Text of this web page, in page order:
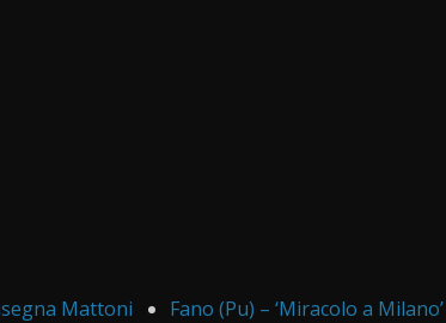
Mattoni
Fano (Pu) – ‘Miracolo a